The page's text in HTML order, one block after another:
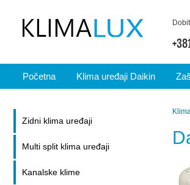
Početna Klima uređaji Daikin
Zidni klima uređaji
Multi split klima uređaji
Kanalske klime